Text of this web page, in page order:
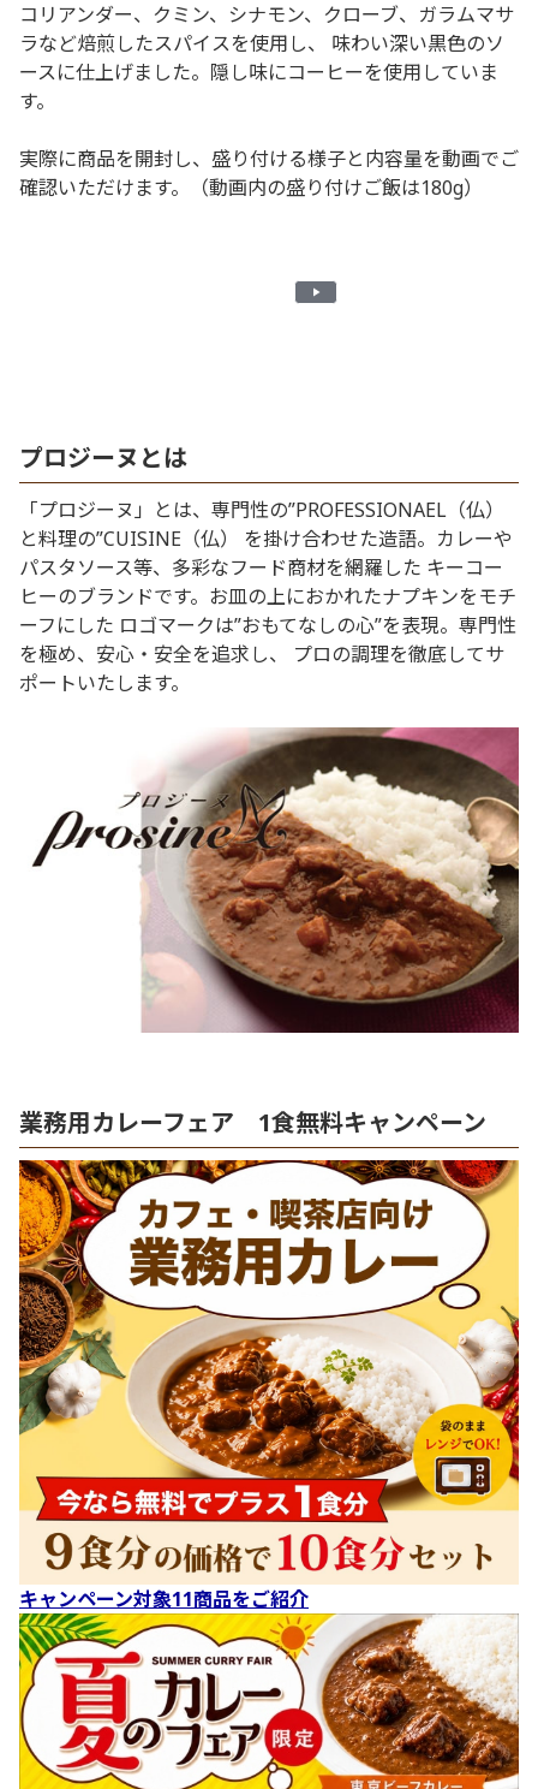
コリアンダー、クミン、シナモン、クローブ、ガラムマサ
ラなど焙煎したスパイスを使用し、 味わい深い黒色のソ
ースに仕上げました。隠し味にコーヒーを使用していま
す。
実際に商品を開封し、盛り付ける様子と内容量を動画でご
確認いただけます。（動画内の盛り付けご飯は180g）
Play
プロジーヌとは
「プロジーヌ」とは、専門性の”PROFESSIONAEL（仏）
と料理の”CUISINE（仏） を掛け合わせた造語。カレーや
パスタソース等、多彩なフード商材を網羅した キーコー
ヒーのブランドです。お皿の上におかれたナプキンをモチ
ーフにした ロゴマークは”おもてなしの心”を表現。専門性
を極め、安心・安全を追求し、 プロの調理を徹底してサ
ポートいたします。
業務用カレーフェア 1食無料キャンペーン
キャンペーン対象11商品をご紹介